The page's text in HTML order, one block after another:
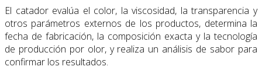
El catador evalúa el color, la viscosidad, la transparencia y
otros parámetros externos de los productos, determina la
fecha de fabricación, la composición exacta y la tecnología
de producción por olor, y realiza un análisis de sabor para
confirmar los resultados.